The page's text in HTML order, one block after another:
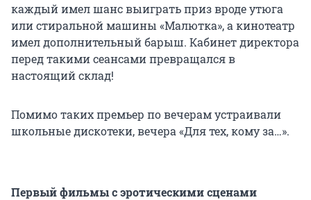
каждый имел шанс выиграть приз вроде утюга
или стиральной машины «Малютка», а кинотеатр
имел дополнительный барыш. Кабинет директора
перед такими сеансами превращался в
настоящий склад!
Помимо таких премьер по вечерам устраивали
школьные дискотеки, вечера «Для тех, кому за…».
Первый фильмы с эротическими сценами